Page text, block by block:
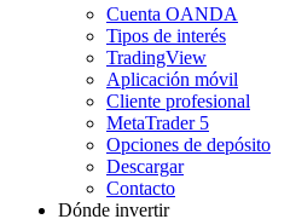
Cuenta OANDA
Tipos de interés
TradingView
Aplicación móvil
Cliente profesional
MetaTrader 5
Opciones de depósito
Descargar
Contacto
Dónde invertir